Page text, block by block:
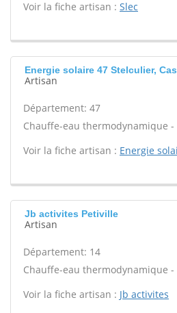
Voir la fiche artisan : Slec
Energie solaire 47 Stelculier,
Artisan
Département: 47
Chauffe-eau thermodynamique -
Voir la fiche artisan : Energie
Jb activites Petiville
Artisan
Département: 14
Chauffe-eau thermodynamique -
Voir la fiche artisan : Jb activites